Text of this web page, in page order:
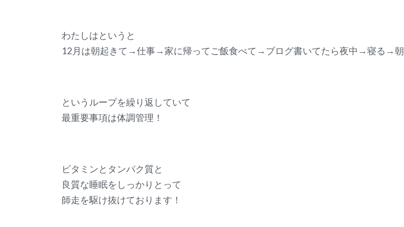
わたしはというと
12月は朝起きて→仕事→家に帰ってご飯食べて→ブログ書いてたら夜中→寝る→朝
というループを繰り返していて
最重要事項は体調管理！
ビタミンとタンパク質と
良質な睡眠をしっかりとって
師走を駆け抜けております！